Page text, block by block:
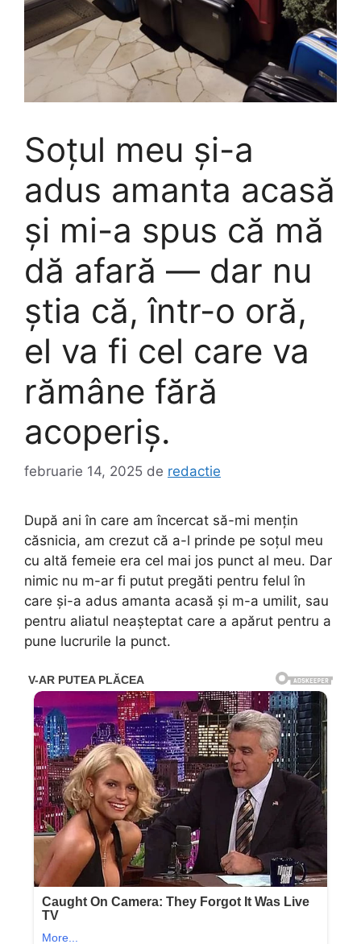
Soțul meu și-a
adus amanta acasă
și mi-a spus că mă
dă afară — dar nu
știa că, într-o oră,
el va fi cel care va
rămâne fără
acoperiș.
februarie 14, 2025 de redactie
După ani în care am încercat să-mi mențin
căsnicia, am crezut că a-l prinde pe soțul meu
cu altă femeie era cel mai jos punct al meu. Dar
nimic nu m-ar fi putut pregăti pentru felul în
care și-a adus amanta acasă și m-a umilit, sau
pentru aliatul neașteptat care a apărut pentru a
pune lucrurile la punct.